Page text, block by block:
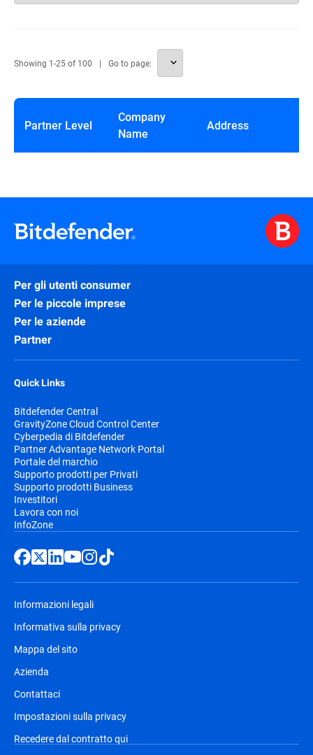
Showing 1-25of 100 Go to page:
Partner Level
Company
Name
Address
Per gli utenti consumer
Per le piccole imprese
Per le aziende
Partner
Quick Links
Bitdefender Central
GravityZone Cloud Control Center
Cyberpedia di Bitdefender
Partner Advantage Network Portal
Portale del marchio
Supporto prodotti per Privati
Supporto prodotti Business
Investitori
Lavora con noi
InfoZone
Informazioni legali
Informativa sulla privacy
Mappa del sito
Azienda
Contattaci
Impostazioni sulla privacy
Recedere dal contratto qui